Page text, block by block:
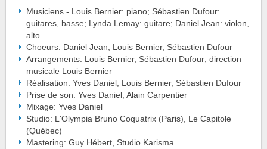
Musiciens - Louis Bernier: piano; Sébastien Dufour:
guitares, basse; Lynda Lemay: guitare; Daniel Jean: violon,
alto
Choeurs: Daniel Jean, Louis Bernier, Sébastien Dufour
Arrangements: Louis Bernier, Sébastien Dufour; direction
musicale Louis Bernier
Réalisation: Yves Daniel, Louis Bernier, Sébastien Dufour
Prise de son: Yves Daniel, Alain Carpentier
Mixage: Yves Daniel
Studio: L'Olympia Bruno Coquatrix (Paris), Le Capitole
(Québec)
Mastering: Guy Hébert, Studio Karisma